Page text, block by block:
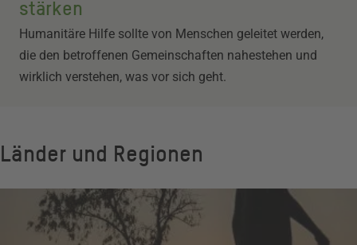
stärken
Humanitäre Hilfe sollte von Menschen geleitet werden,
die den betroffenen Gemeinschaften nahestehen und
wirklich verstehen, was vor sich geht.
Länder und Regionen